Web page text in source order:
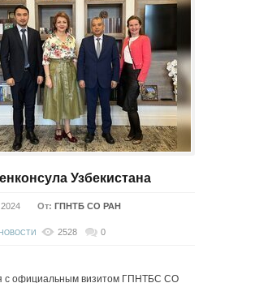
Узбекистана
От: ГПНТБ СО РАН
НОВОСТИ 2528 0
с официальным визитом ГПНТБС СО